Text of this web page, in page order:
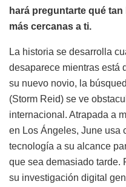
hará preguntarte qué
más cercanas a ti.
La historia se desarrolla
desaparece mientras está
su nuevo novio, la
(Storm Reid) se ve
internacional. Atrapada a
en Los Ángeles, June usa
tecnología a su alcance
que sea demasiado tarde.
su investigación digital